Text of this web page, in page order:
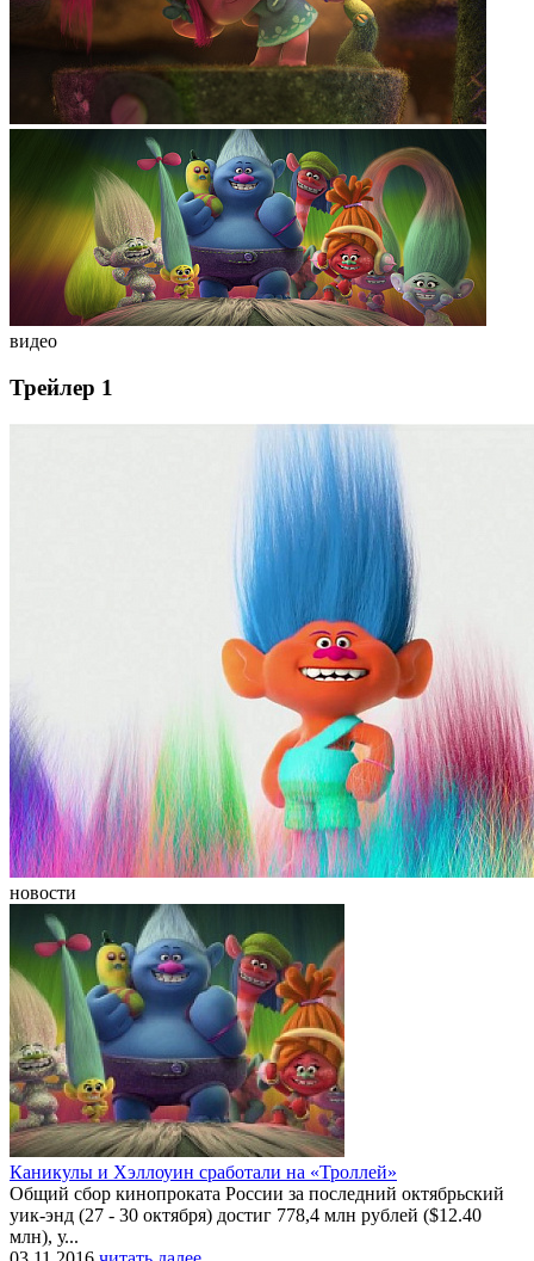
видео
Трейлер 1
новости
Каникулы и Хэллоуин сработали на «Троллей»
Общий сбор кинопроката России за последний октябрьский
уик-энд (27 - 30 октября) достиг 778,4 млн рублей ($12.40
млн), у...